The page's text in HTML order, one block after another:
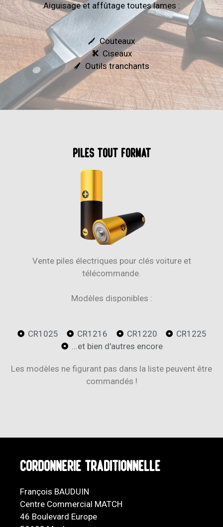
Aiguisage et affûtage toutes lames :
Couteaux
Ciseaux
Outils tranchants
Piles tout format
Vente piles électriques pour clés voiture et
télécommande.
Modèles disponibles :
CR1025 CR1216 CR1220
CR1225
...et bien d'autres encore
Les modèles ne figurant pas dans la liste peuvent être
commandés !
Cordonnerie Traditionnelle
François BAUDUIN
Centre Commercial MATCH
46 Boulevard Europe